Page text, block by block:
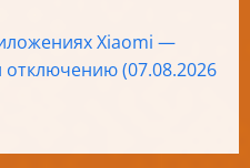
Xiaomi —
(07.08.2026